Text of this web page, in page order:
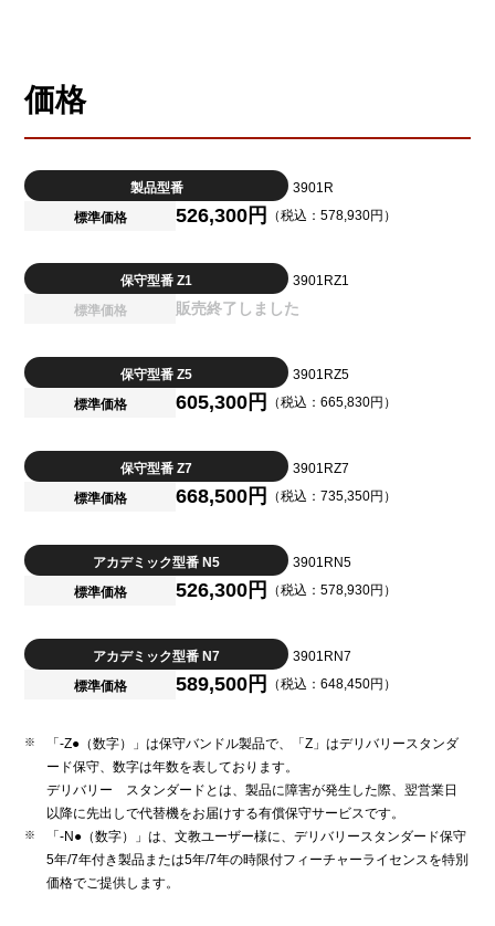
価格
製品型番
3901R
標準価格
526,300円 （税込：578,930円）
保守型番 Z1
3901RZ1
標準価格
販売終了しました
保守型番 Z5
3901RZ5
標準価格
605,300円 （税込：665,830円）
保守型番 Z7
3901RZ7
標準価格
668,500円 （税込：735,350円）
アカデミック型番 N5
3901RN5
標準価格
526,300円 （税込：578,930円）
アカデミック型番 N7
3901RN7
標準価格
589,500円 （税込：648,450円）
「-Z●（数字）」は保守バンドル製品で、「Z」はデリバリースタンダ
ード保守、数字は年数を表しております。
デリバリー スタンダードとは、製品に障害が発生した際、翌営業日
以降に先出しで代替機をお届けする有償保守サービスです。
「-N●（数字）」は、文教ユーザー様に、デリバリースタンダード保守
5年/7年付き製品または5年/7年の時限付フィーチャーライセンスを特別
価格でご提供します。